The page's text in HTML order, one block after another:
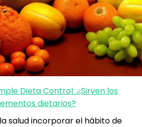
Dieta Control: ¿Sirven los
dietarios?
salud incorporar el hábito de